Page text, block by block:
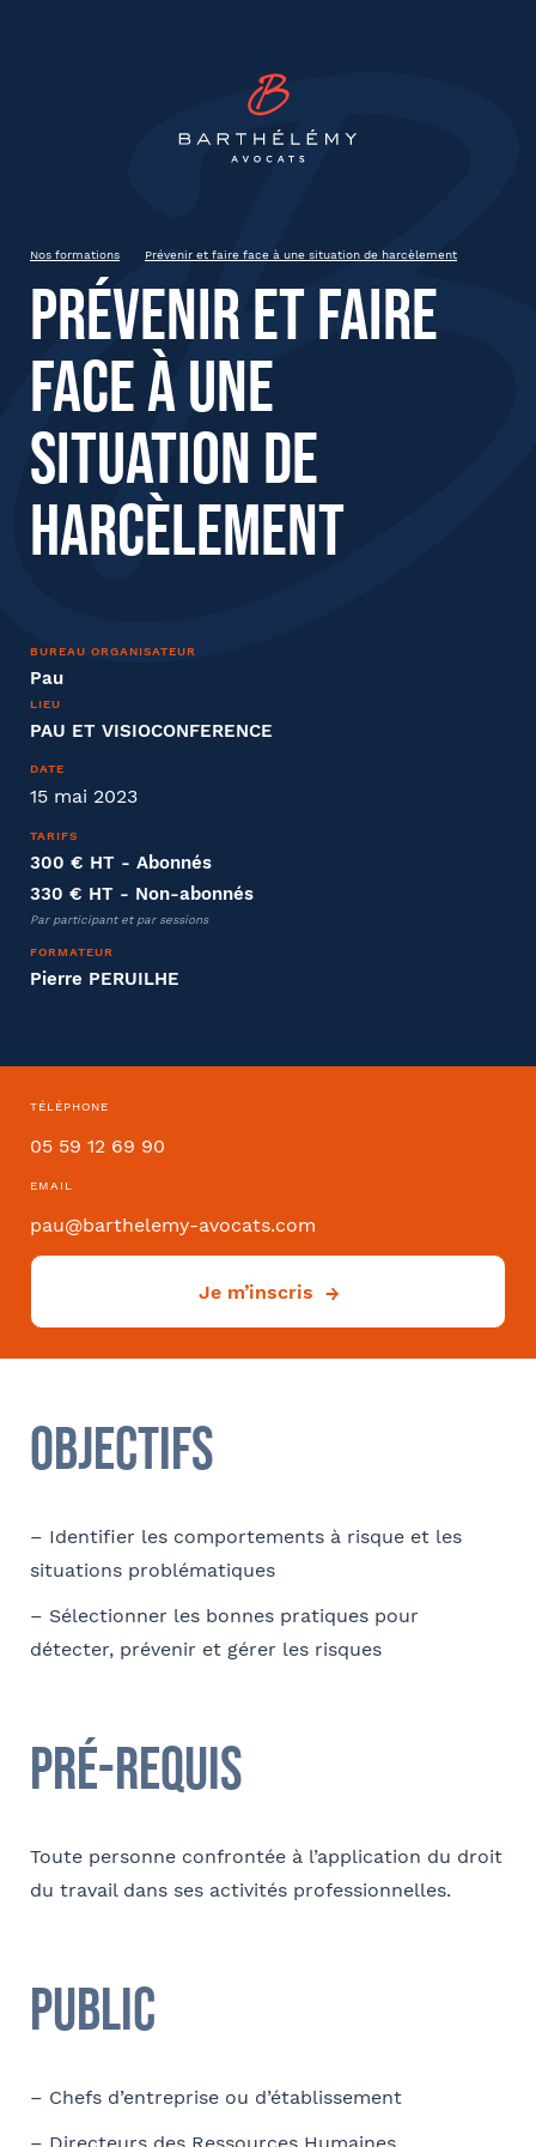
Nos formations Prévenir et faire face à une situation de harcèlement
Prévenir et faire
face à une
situation de
harcèlement
BUREAU ORGANISATEUR
Pau
LIEU
PAU ET VISIOCONFERENCE
DATE
15 mai 2023
TARIFS
300 € HT - Abonnés
330 € HT - Non-abonnés
Par participant et par sessions
FORMATEUR
Pierre PERUILHE
TÉLÉPHONE
05 59 12 69 90
EMAIL
pau@barthelemy-avocats.com
Je m’inscris
Objectifs
– Identifier les comportements à risque et les
situations problématiques
– Sélectionner les bonnes pratiques pour
détecter, prévenir et gérer les risques
Pré-requis
Toute personne confrontée à l’application du droit
du travail dans ses activités professionnelles.
Public
– Chefs d’entreprise ou d’établissement
Prévenir et faire face à une
situation de harcèlement
Prénom
Nom
Distanciel ou présentiel
Présentiel Distanciel
Société
Effectifs dans l'entreprise
Convention collective
Comment avez-vous connu le cabinet / la formation ?
Coordonnées